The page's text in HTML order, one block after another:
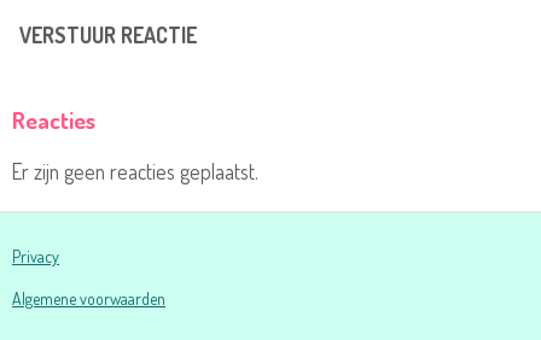
VERSTUUR REACTIE
Reacties
Er zijn geen reacties geplaatst.
Privacy
Algemene voorwaarden